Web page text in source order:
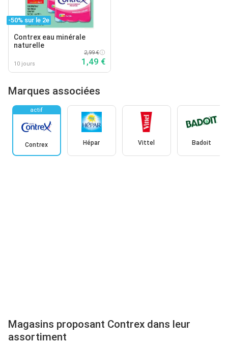
-50% sur le 2e
Contrex eau minérale
naturelle
10 jours
2,99 €
1,49 €
Marques associées
actif
Contrex Hépar Vittel Badoit
Magasins proposant Contrex dans leur
assortiment